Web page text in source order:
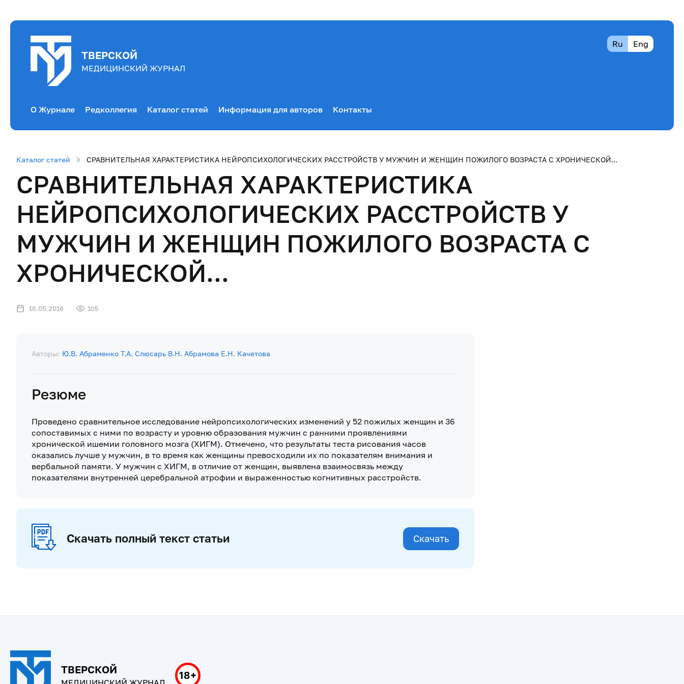
ТВЕРСКОЙ
МЕДИЦИНСКИЙ ЖУРНАЛ
Ru Eng
О Журнале Редколлегия Каталог статей Информация для авторов Контакты
Каталог статей СРАВНИТЕЛЬНАЯ ХАРАКТЕРИСТИКА НЕЙРОПСИХОЛОГИЧЕСКИХ РАССТРОЙСТВ У МУЖЧИН И ЖЕНЩИН ПОЖИЛОГО ВОЗРАСТА С ХРОНИЧЕСКОЙ...
СРАВНИТЕЛЬНАЯ ХАРАКТЕРИСТИКА
НЕЙРОПСИХОЛОГИЧЕСКИХ РАССТРОЙСТВ У
МУЖЧИН И ЖЕНЩИН ПОЖИЛОГО ВОЗРАСТА С
ХРОНИЧЕСКОЙ...
16.05.2016 105
Авторы: Ю.В. Абраменко Т.А. Слюсарь В.Н. Абрамова Е.Н. Качетова
Резюме
Проведено сравнительное исследование нейропсихологических изменений у 52 пожилых женщин и 36
сопоставимых с ними по возрасту и уровню образования мужчин с ранними проявлениями
хронической ишемии головного мозга (ХИГМ). Отмечено, что результаты теста рисования часов
оказались лучше у мужчин, в то время как женщины превосходили их по показателям внимания и
вербальной памяти. У мужчин с ХИГМ, в отличие от женщин, выявлена взаимосвязь между
показателями внутренней церебральной атрофии и выраженностью когнитивных расстройств.
Скачать полный текст статьи Скачать
ТВЕРСКОЙ